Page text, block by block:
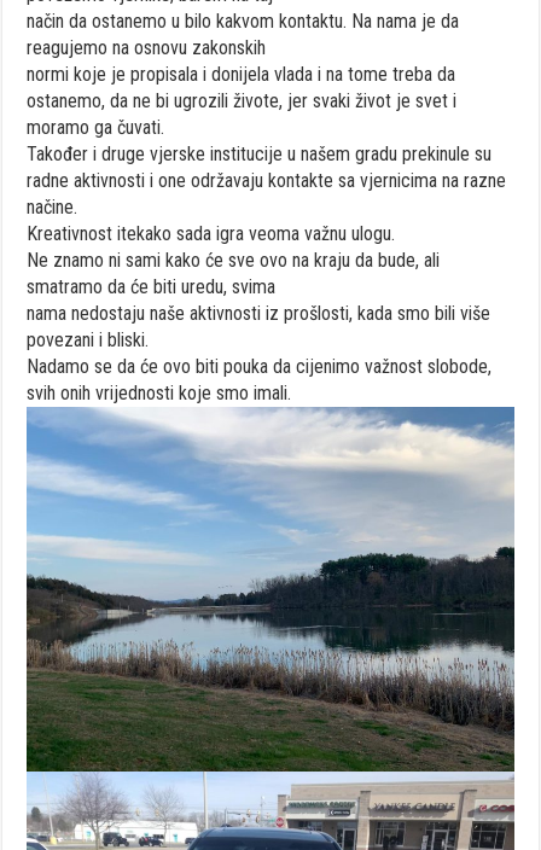
način da ostanemo u bilo kakvom kontaktu. Na nama je da
reagujemo na osnovu zakonskih
normi koje je propisala i donijela vlada i na tome treba da
ostanemo, da ne bi ugrozili živote, jer svaki život je svet i
moramo ga čuvati.
Također i druge vjerske institucije u našem gradu prekinule su
radne aktivnosti i one održavaju kontakte sa vjernicima na razne
načine.
Kreativnost itekako sada igra veoma važnu ulogu.
Ne znamo ni sami kako će sve ovo na kraju da bude, ali
smatramo da će biti uredu, svima
nama nedostaju naše aktivnosti iz prošlosti, kada smo bili više
povezani i bliski.
Nadamo se da će ovo biti pouka da cijenimo važnost slobode,
svih onih vrijednosti koje smo imali.